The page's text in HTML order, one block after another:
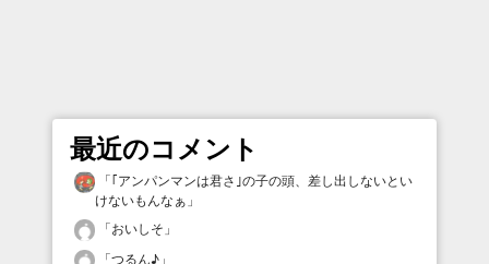
最近のコメント
「｢アンパンマンは君さ｣の子の頭、差し出しないとい
けないもんなぁ 」
「おいしそ 」
「つるん♪ 」